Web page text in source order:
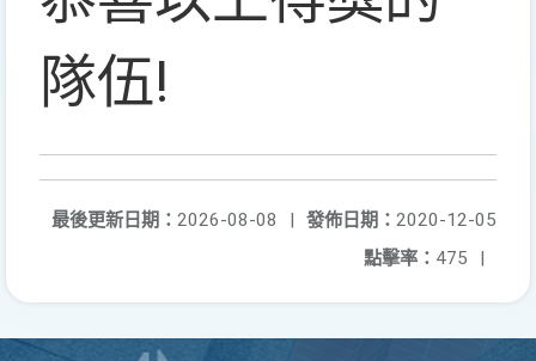
隊伍!
發佈日期： 2020-12-05
最後更新日期： 2026-08-08
|
點擊率： 475 |